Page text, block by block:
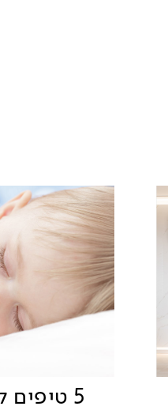
5 טיפים למיזוג חדר התינוק